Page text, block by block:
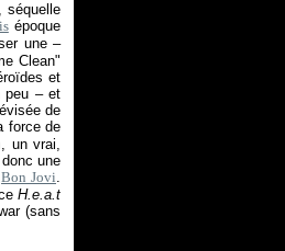
séquelle
époque
une –
Clean"
et
peu – et
de
force de
un vrai,
une
Bon Jovi.
H.e.a.t
(sans